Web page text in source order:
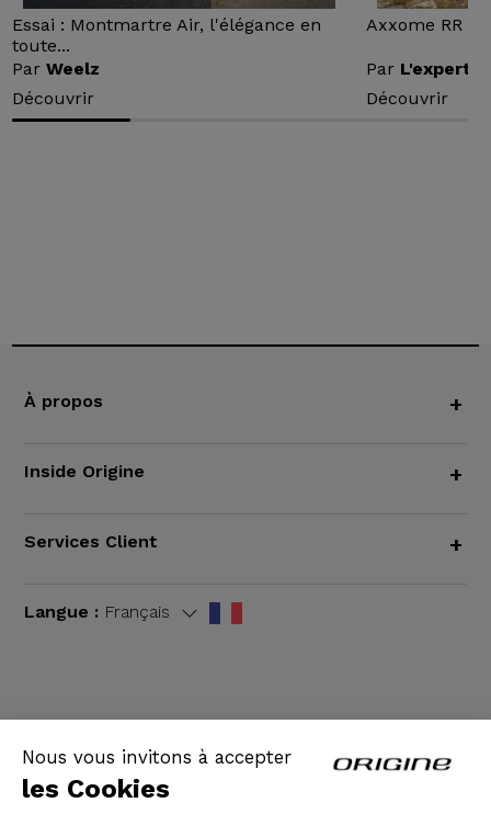
Nous vous invitons à accepter
les Cookies
Essai : Montmartre Air, l'élégance en
toute...
ParWeelz
Découvrir
Axxome RR :
Par L'expert
Découvrir
À propos +
Inside Origine +
Services Client +
Langue : Français